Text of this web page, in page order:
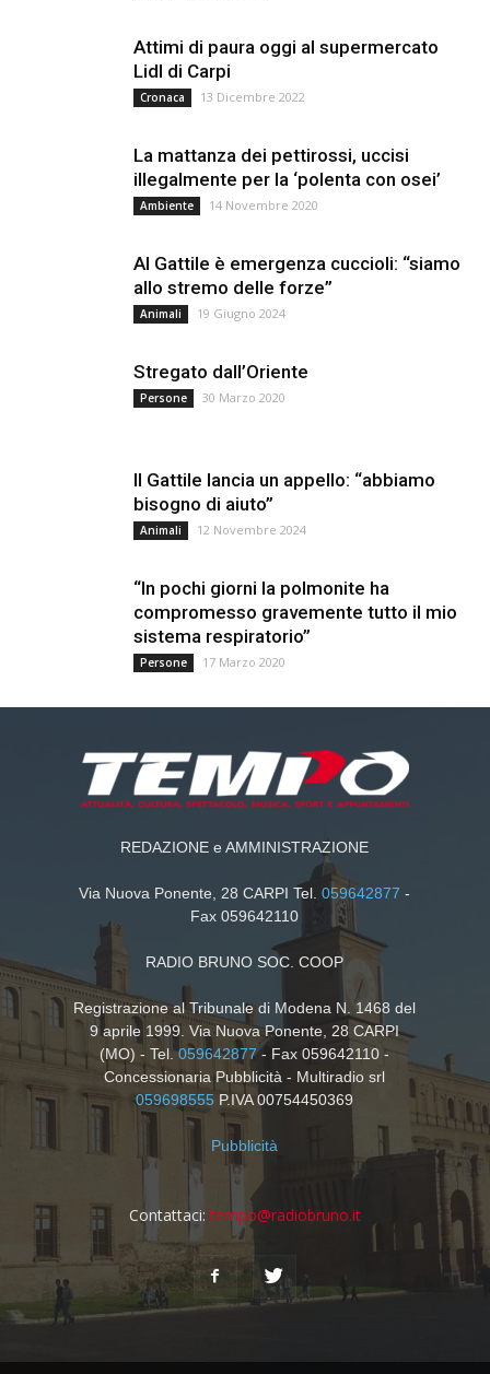
Attimi di paura oggi al supermercato
Lidl di Carpi
Cronaca 13 Dicembre 2022
La mattanza dei pettirossi, uccisi
illegalmente per la ‘polenta con osei’
Ambiente 14 Novembre 2020
Al Gattile è emergenza cuccioli: “siamo
allo stremo delle forze”
Animali 19 Giugno 2024
Stregato dall’Oriente
Persone 30 Marzo 2020
Il Gattile lancia un appello: “abbiamo
bisogno di aiuto”
Animali 12 Novembre 2024
“In pochi giorni la polmonite ha
compromesso gravemente tutto il mio
sistema respiratorio”
Persone 17 Marzo 2020
REDAZIONE e AMMINISTRAZIONE
Via Nuova Ponente, 28 CARPI Tel.059642877 -
Fax 059642110
RADIO BRUNO SOC. COOP
Registrazione al Tribunale di Modena N. 1468 del
9 aprile 1999. Via Nuova Ponente, 28 CARPI
(MO) - Tel.059642877- Fax 059642110 -
Concessionaria Pubblicità - Multiradio srl
059698555 P.IVA 00754450369
Pubblicità
Contattaci: tempo@radiobruno.it